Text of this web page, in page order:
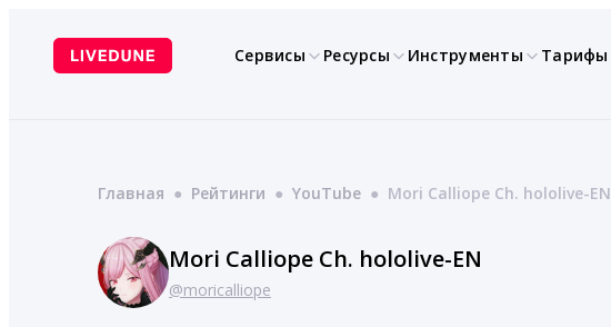
содержимому
Сервисы Ресурсы Инструменты Тарифы
Главная ● Рейтинги ● YouTube ● Mori Calliope Ch. hololive-EN
Mori Calliope Ch. hololive-EN
@moricalliope